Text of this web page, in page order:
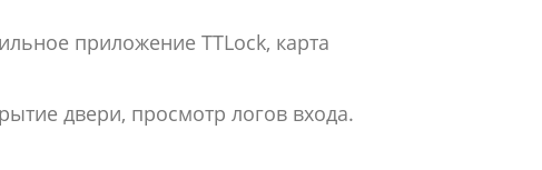
приложение TTLock, карта
двери, просмотр логов входа.